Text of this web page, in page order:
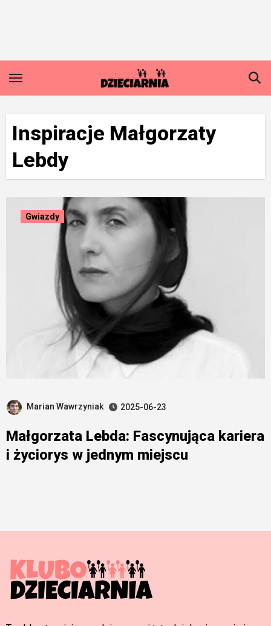
Inspiracje Małgorzaty
Lebdy
Gwiazdy
Marian Wawrzyniak 2025-06-23
Małgorzata Lebda: Fascynująca kariera
i życiorys w jednym miejscu